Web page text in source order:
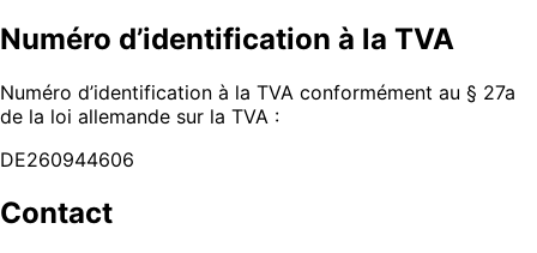
Numéro d’identification à la TVA
Numéro d’identification à la TVA conformément au § 27a
de la loi allemande sur la TVA :
DE260944606
Contact